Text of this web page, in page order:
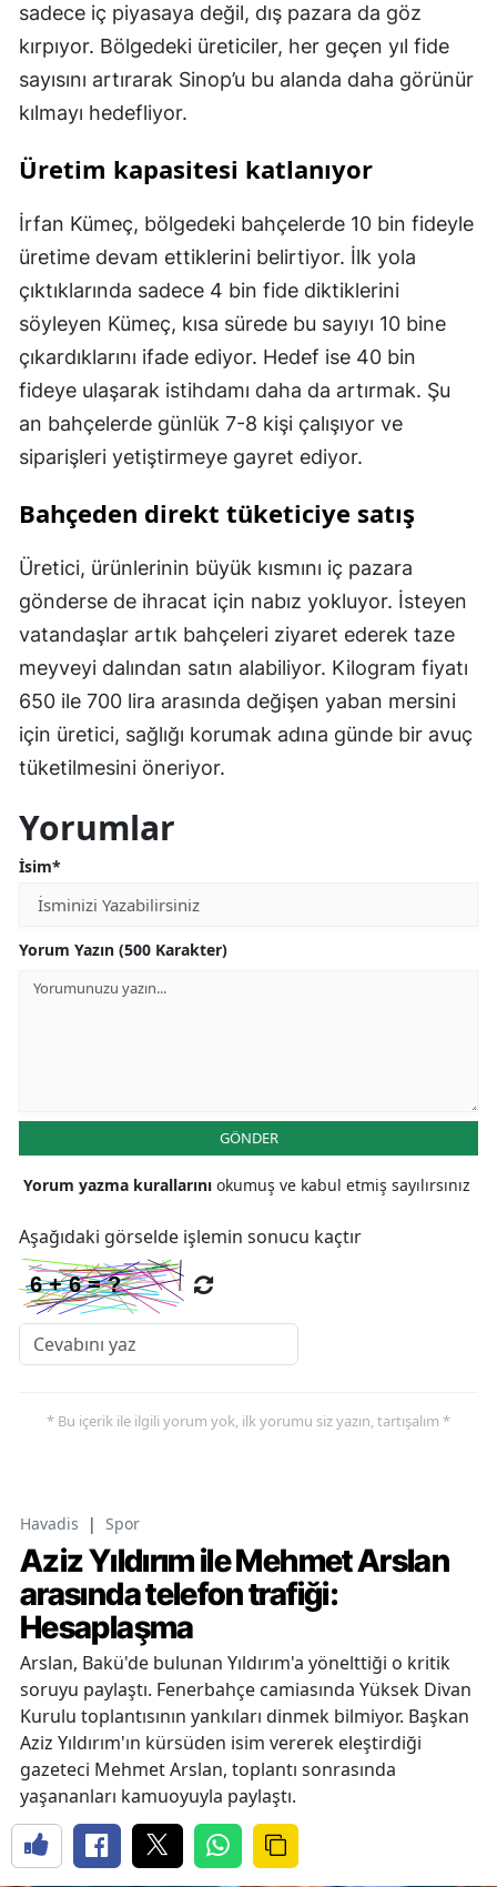
sadece iç piyasaya değil, dış pazara da göz
kırpıyor. Bölgedeki üreticiler, her geçen yıl fide
sayısını artırarak Sinop’u bu alanda daha görünür
kılmayı hedefliyor.
Üretim kapasitesi katlanıyor
İrfan Kümeç, bölgedeki bahçelerde 10 bin fideyle
üretime devam ettiklerini belirtiyor. İlk yola
çıktıklarında sadece 4 bin fide diktiklerini
söyleyen Kümeç, kısa sürede bu sayıyı 10 bine
çıkardıklarını ifade ediyor. Hedef ise 40 bin
fideye ulaşarak istihdamı daha da artırmak. Şu
an bahçelerde günlük 7-8 kişi çalışıyor ve
siparişleri yetiştirmeye gayret ediyor.
Bahçeden direkt tüketiciye satış
Üretici, ürünlerinin büyük kısmını iç pazara
gönderse de ihracat için nabız yokluyor. İsteyen
vatandaşlar artık bahçeleri ziyaret ederek taze
meyveyi dalından satın alabiliyor. Kilogram fiyatı
650 ile 700 lira arasında değişen yaban mersini
için üretici, sağlığı korumak adına günde bir avuç
tüketilmesini öneriyor.
Yorumlar
İsim*
Yorum Yazın (500 Karakter)
GÖNDER
Yorum yazma kurallarını okumuş ve kabul etmiş sayılırsınız
Aşağıdaki görselde işlemin sonucu kaçtır
* Bu içerik ile ilgili yorum yok, ilk yorumu siz yazın, tartışalım *
Havadis | Spor
Aziz Yıldırım ile Mehmet Arslan
arasında telefon trafiği:
Hesaplaşma
Arslan, Bakü'de bulunan Yıldırım'a yönelttiği o kritik
soruyu paylaştı. Fenerbahçe camiasında Yüksek Divan
Kurulu toplantısının yankıları dinmek bilmiyor. Başkan
Aziz Yıldırım'ın kürsüden isim vererek eleştirdiği
gazeteci Mehmet Arslan, toplantı sonrasında
yaşananları kamuoyuyla paylaştı.